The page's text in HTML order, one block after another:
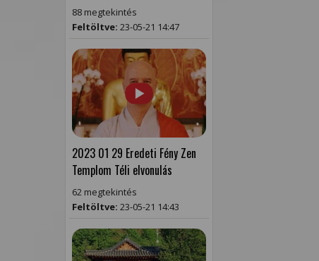
88 megtekintés
Feltöltve: 23-05-21 14:47
2023 01 29 Eredeti Fény Zen
Templom Téli elvonulás
62 megtekintés
Feltöltve: 23-05-21 14:43